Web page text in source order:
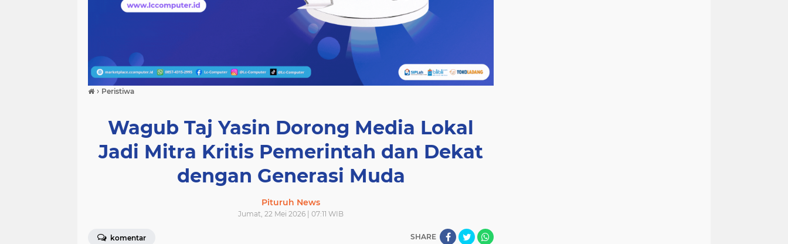
› Peristiwa
Wagub Taj Yasin Dorong Media Lokal
Jadi Mitra Kritis Pemerintah dan Dekat
dengan Generasi Muda
Pituruh News
Jumat, 22 Mei 2026 | 07:11 WIB
komentar SHARE